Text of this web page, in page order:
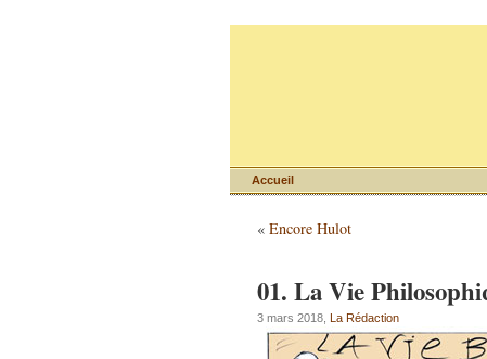
Accueil
« Encore Hulot
01. La Vie
3 mars 2018, La Rédaction